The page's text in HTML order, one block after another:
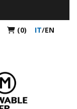
(0) IT/EN